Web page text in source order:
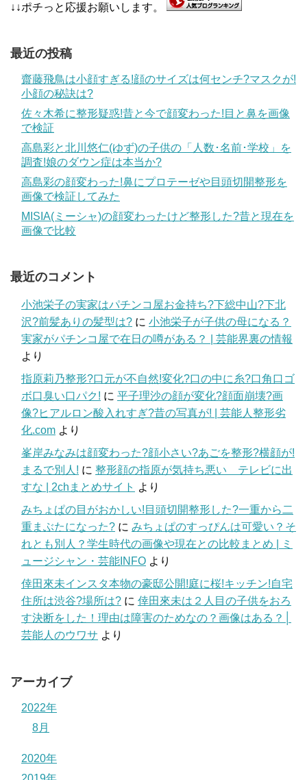
↓↓ポチっと応援お願いします。
最近の投稿
齋藤飛鳥は小顔すぎる!顔のサイズは何センチ?マスクが!
小顔の秘訣は?
佐々木希に整形疑惑!昔と今で顔変わった!目と鼻を画像
で検証
高島彩と北川悠仁(ゆず)の子供の「人数･名前･学校」を
調査!娘のダウン症は本当か?
高島彩の顔変わった!鼻にプロテーゼや目頭切開整形を
画像で検証してみた
MISIA(ミーシャ)の顔変わったけど整形した?昔と現在を
画像で比較
最近のコメント
小池栄子の実家はパチンコ屋お金持ち?下総中山?下北
沢?前髪ありの髪型は? に 小池栄子が子供の母になる？
実家がパチンコ屋で在日の噂がある？ | 芸能界裏の情報
より
指原莉乃整形?口元が不自然!変化?口の中に糸?口角口ゴ
ボ口臭い口パク! に 平子理沙の顔が変化?顔面崩壊?画
像?ヒアルロン酸入れすぎ?昔の写真が! | 芸能人整形劣
化.com より
峯岸みなみは顔変わった?顔小さい?あごを整形?横顔が!
まるで別人! に 整形顔の指原が気持ち悪い テレビに出
すな | 2chまとめサイト より
みちょぱの目がおかしい!目頭切開整形した?一重から二
重まぶたになった? に みちょぱのすっぴんは可愛い？そ
れとも別人？学生時代の画像や現在との比較まとめ | ミ
ュージシャン・芸能INFO より
倖田來未インスタ本物の豪邸公開!庭に桜!キッチン!自宅
住所は渋谷?場所は? に 倖田來未は２人目の子供をおろ
す決断をした！理由は障害のためなの？画像はある？│
芸能人のウワサ より
アーカイブ
2022年
8月
2020年